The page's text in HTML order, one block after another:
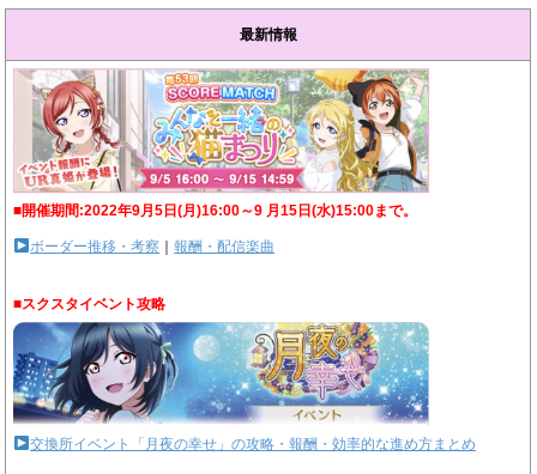
最新情報
■開催期間:2022年9月5日(月)16:00～9 月15日(水)15:00まで。
ボーダー推移・考察 ｜報酬・配信楽曲
■スクスタイベント攻略
交換所イベント「月夜の幸せ」の攻略・報酬・効率的な進め方まとめ